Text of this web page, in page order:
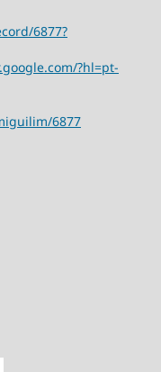
6877?
?hl=pt-
6877